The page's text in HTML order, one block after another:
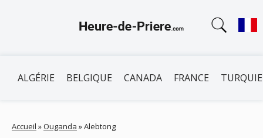
ALGÉRIE BELGIQUE CANADA FRANCE TURQUIE
Accueil »Ouganda »Alebtong